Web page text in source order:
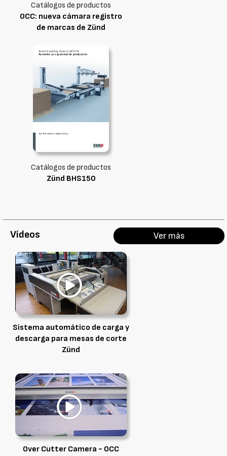
Catálogos de productos
OCC: nueva cámara registro
de marcas de Zünd
Catálogos de productos
Zünd BHS150
Vídeos Ver más
Sistema automático de carga y
descarga para mesas de corte
Zünd
Over Cutter Camera - OCC